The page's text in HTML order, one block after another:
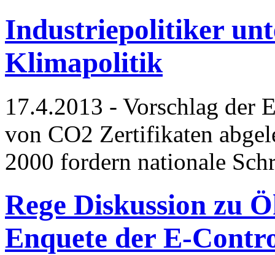
Industriepolitiker
Klimapolitik
17.4.2013 - Vorschlag der
von CO2 Zertifikaten
2000 fordern nationale
Rege Diskussion zu
Enquete der E-